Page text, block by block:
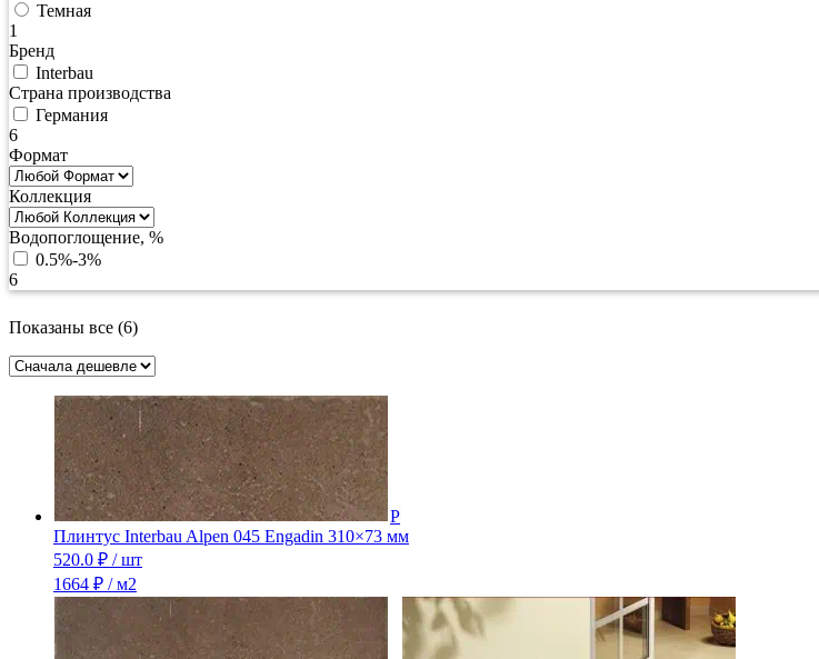
Темная
1
Бренд
Interbau
Страна производства
Германия
6
Формат
Коллекция
Водопоглощение, %
0.5%-3%
6
Показаны все (6)Цены:
возрастанию
Плинтус Interbau Alpen 045 Engadin 310×73 мм
520.0 ₽ / шт
1664 ₽ / м2